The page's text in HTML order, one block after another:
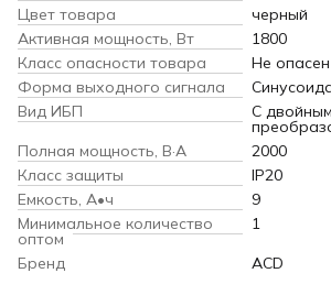
Цвет товара
черный
Активная мощность, Вт
1800
Класс опасности товара
Не опасен
Форма выходного сигнала
Вид ИБП
С двойным
Полная мощность, В·А
2000
Класс защиты
IP20
Емкость, А•ч
9
Минимальное количество
оптом
1
Бренд
ACD